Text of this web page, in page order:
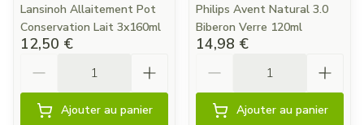
Lansinoh Allaitement Pot
Conservation Lait 3x160ml
12,50 €
Ajouter au panier
Philips Avent Natural 3.0
Biberon Verre 120ml
14,98 €
Ajouter au panier